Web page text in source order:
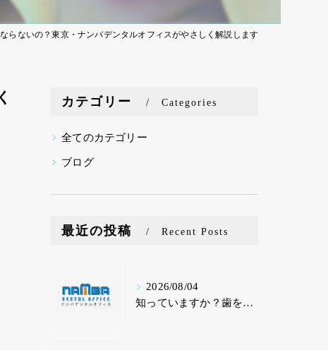
らないの？東京・ナンバデンタルオフィスがやさしく解説します
カテゴリー Categories
全てのカテゴリー
ブログ
最近の投稿 Recent Posts
2026/08/04
知っていますか？歯を守る「清掃性食品」と要注意の「停滞性食品」